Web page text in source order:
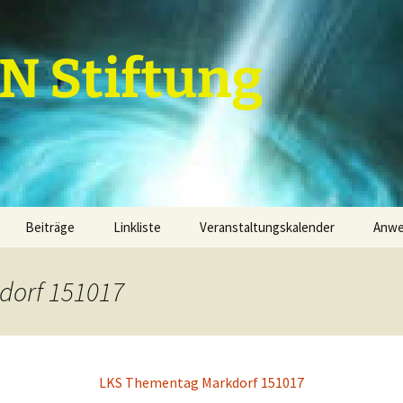
Stiftung
3. Grundannahmenebene
Beiträge Linkliste Veranstaltungskalender
151017
LKS Thementag Markdorf 151017